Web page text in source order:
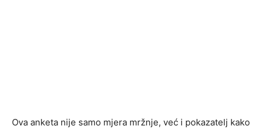
Ova anketa nije samo mjera mržnje, već i pokazatelj kako